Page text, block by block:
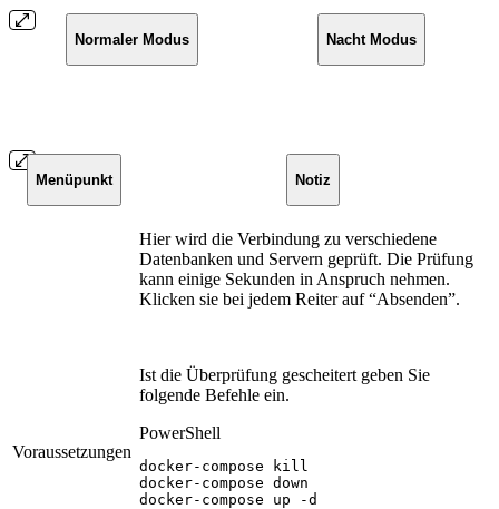
Normaler Modus Nacht Modus
Menüpunkt Notiz
Voraussetzungen
Hier wird die Verbindung zu verschiedene
Datenbanken und Servern geprüft. Die Prüfung
kann einige Sekunden in Anspruch nehmen.
Klicken sie bei jedem Reiter auf “Absenden”.
Ist die Überprüfung gescheitert geben Sie
folgende Befehle ein.
PowerShell
docker-compose
kill
docker-compose down
docker-compose
up -d